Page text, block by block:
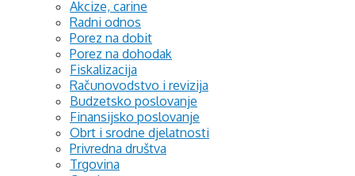
Akcize, carine
Radni odnos
Porez na dobit
Porez na dohodak
Fiskalizacija
Računovodstvo i revizija
Budzetsko poslovanje
Finansijsko poslovanje
Obrt i srodne djelatnosti
Privredna društva
Trgovina